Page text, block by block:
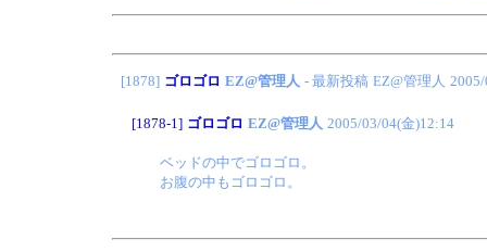
[1878] ゴロゴロ EZ@管理人 - 最新投稿 EZ@管理人
[1878-1] ゴロゴロ EZ@管理人 2005/03/04(金)12:14
ベッドの中でゴロゴロ。
お腹の中もゴロゴロ。